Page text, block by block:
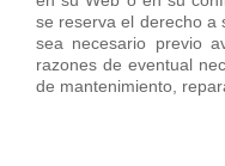
se reserva el derecho a
sea necesario previo
razones de eventual
de mantenimiento,